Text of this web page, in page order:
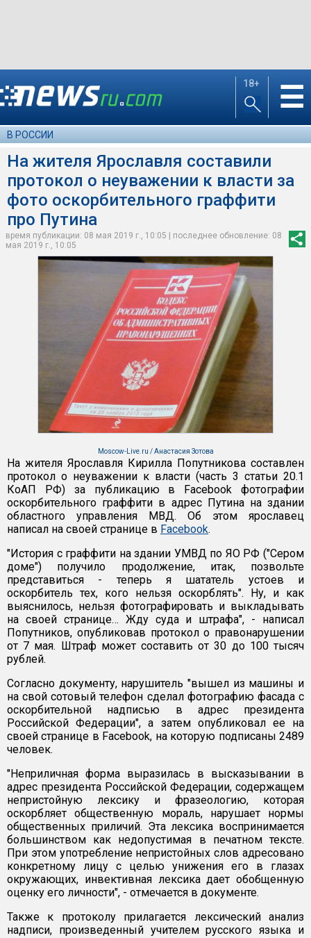
18+ ☰
В РОССИИ
На жителя Ярославля составили
протокол о неуважении к власти за
фото оскорбительного граффити
про Путина
время публикации: 08 мая 2019 г., 10:05 | последнее обновление: 08
мая 2019 г., 10:05
Moscow-Live.ru / Анастасия Зотова
На жителя Ярославля Кирилла Попутникова составлен
протокол о неуважении к власти (часть 3 статьи 20.1
КоАП РФ) за публикацию в Facebook фотографии
оскорбительного граффити в адрес Путина на здании
областного управления МВД. Об этом ярославец
написал на своей странице в Facebook.
"История с граффити на здании УМВД по ЯО РФ ("Сером
доме") получило продолжение, итак, позвольте
представиться - теперь я шататель устоев и
оскорбитель тех, кого нельзя оскорблять". Ну, и как
выяснилось, нельзя фотографировать и выкладывать
на своей странице… Жду суда и штрафа", - написал
Попутников, опубликовав протокол о правонарушении
от 7 мая. Штраф может составить от 30 до 100 тысяч
рублей.
Согласно документу, нарушитель "вышел из машины и
на свой сотовый телефон сделал фотографию фасада с
оскорбительной надписью в адрес президента
Российской Федерации", а затем опубликовал ее на
своей странице в Facebook, на которую подписаны 2489
человек.
"Неприличная форма выразилась в высказывании в
адрес президента Российской Федерации, содержащем
непристойную лексику и фразеологию, которая
оскорбляет общественную мораль, нарушает нормы
общественных приличий. Эта лексика воспринимается
большинством как недопустимая в печатном тексте.
При этом употребление непристойных слов адресовано
конкретному лицу с целью унижения его в глазах
окружающих, инвективная лексика дает обобщенную
оценку его личности", - отмечается в документе.
Также к протоколу прилагается лексический анализ
надписи, произведенный учителем русского языка и